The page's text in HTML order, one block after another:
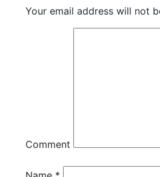
Your email address will not
Comment